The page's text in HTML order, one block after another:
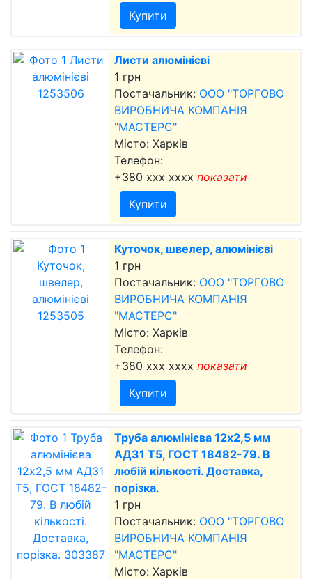
Купити
Листи алюмінієві
1 грн
Постачальник: ООО "ТОРГОВО
ВИРОБНИЧА КОМПАНІЯ
"МАСТЕРС"
Місто: Харків
Телефон:
+380 xxx xxxx показати
Купити
Куточок, швелер, алюмінієві
1 грн
Постачальник: ООО "ТОРГОВО
ВИРОБНИЧА КОМПАНІЯ
"МАСТЕРС"
Місто: Харків
Телефон:
+380 xxx xxxx показати
Купити
Труба алюмінієва 12х2,5 мм
АД31 Т5, ГОСТ 18482-79. В
любій кількості. Доставка,
порізка.
1 грн
Постачальник: ООО "ТОРГОВО
ВИРОБНИЧА КОМПАНІЯ
"МАСТЕРС"
Місто: Харків